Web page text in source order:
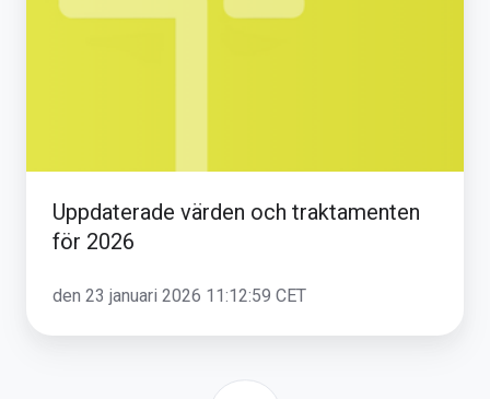
Uppdaterade värden och traktamenten
för 2026
den 23 januari 2026 11:12:59 CET